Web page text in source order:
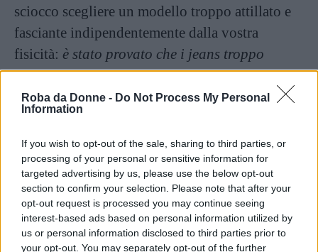
Roba da Donne - Do Not Process My Personal
Information
If you wish to opt-out of the sale, sharing to third parties, or
processing of your personal or sensitive information for
targeted advertising by us, please use the below opt-out
section to confirm your selection. Please note that after your
opt-out request is processed you may continue seeing
interest-based ads based on personal information utilized by
us or personal information disclosed to third parties prior to
your opt-out. You may separately opt-out of the further
sciocco scegliere un modello troppo attillato e
fasciante indipendentemente dalla vostra
fisicità: è stato provato che i jeans troppo
stretti, oltre ad impedire la regolare
traspirazione della pelle, contrastano la
circolazione sanguigna e favoriscono la
ritenzione idrica(ergo: cellulite come se
piovesse). Se proprio non potete rinunciare ai
super-skinny, cercate almeno di scegliere un
modello molto elasticizzato che lasci la maggior
libertà possibile nei movimenti. Altri modelli
simili agli skinny sono iregular(meno